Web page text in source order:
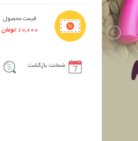
قیمت محصول
10,000 تومان
ضمانت بازگشت